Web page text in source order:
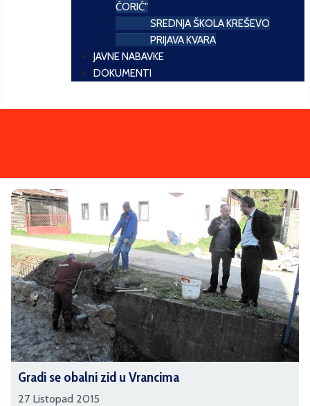
ĆORIĆ"
SREDNJA ŠKOLA KREŠEVO
PRIJAVA KVARA
JAVNE NABAVKE
DOKUMENTI
Gradi se obalni zid u Vrancima
27 Listopad 2015